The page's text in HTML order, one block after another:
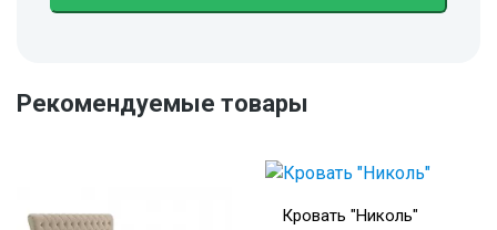
Рекомендуемые товары
Кровать "Николь"